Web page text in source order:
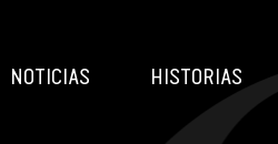
NOTICIAS HISTORIAS